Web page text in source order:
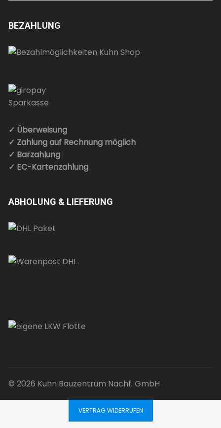
BEZAHLUNG
✓ Überweisung
✓ Zahlung auf Rechnung möglich
✓ Barzahlung
✓ EC-Kartenzahlung
ABHOLUNG & LIEFERUNG
© 2026 Kuhn Bauzentrum Nachf. GmbH
VERTRAG WIDERRUFEN